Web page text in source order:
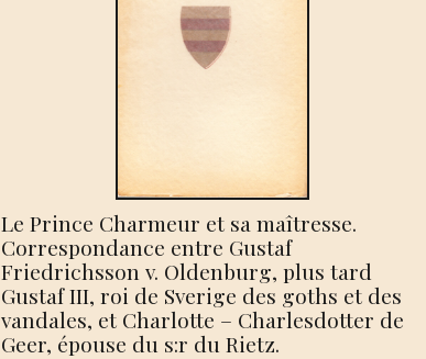
Le Prince Charmeur et sa maîtresse.
Correspondance entre Gustaf
Friedrichsson v. Oldenburg, plus tard
Gustaf III, roi de Sverige des goths et des
vandales, et Charlotte – Charlesdotter de
Geer, épouse du s:r du Rietz.